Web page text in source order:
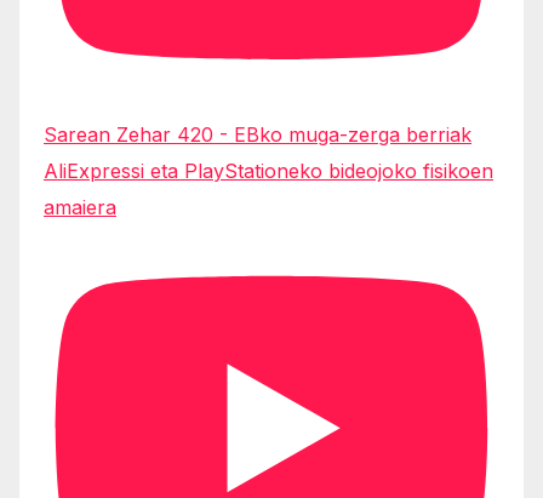
Sarean Zehar 420 - EBko muga-zerga berriak
AliExpressi eta PlayStationeko bideojoko fisikoen
amaiera